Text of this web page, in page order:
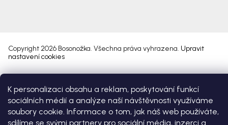
K personalizaci obsahu a reklam, poskytování funkcí
sociálních médií a analýze naší návštěvnosti využíváme
soubory cookie. Informace o tom, jak náš web používáte,
sdílíme se svými partnery pro sociální média, inzerci a
Copyright 2026 Bosonožka. Všechna práva vyhrazena. Upravit
nastavení cookies